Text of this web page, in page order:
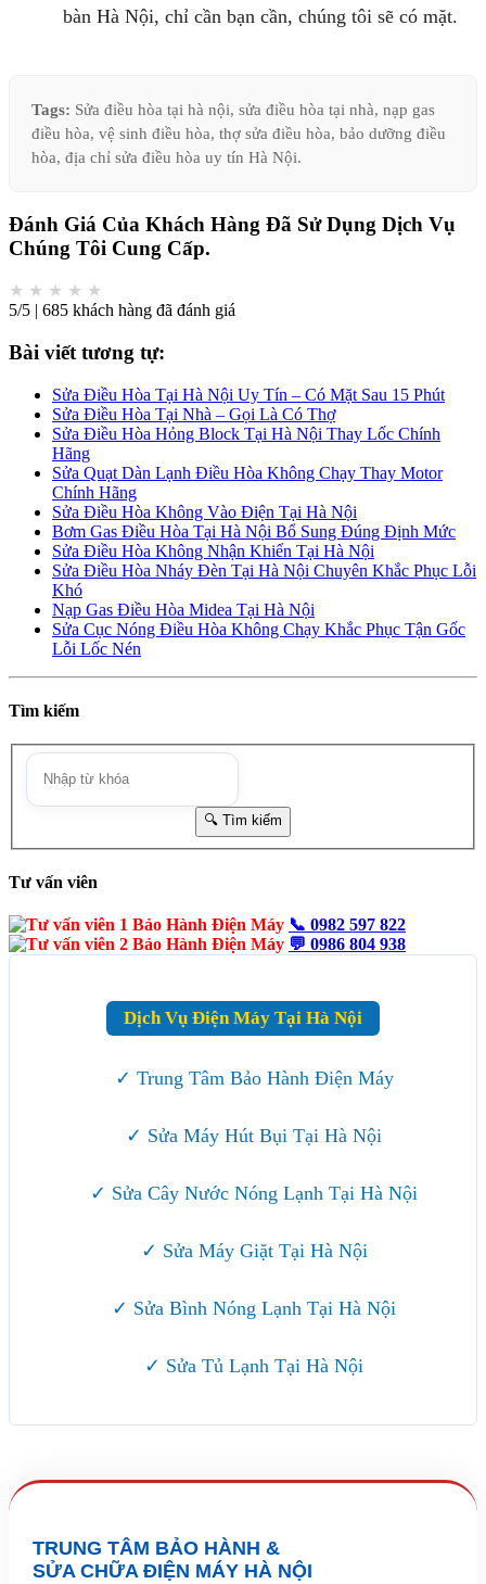
bàn Hà Nội, chỉ cần bạn cần, chúng tôi sẽ có mặt.
Tags: Sửa điều hòa tại hà nội, sửa điều hòa tại nhà, nạp gas
điều hòa, vệ sinh điều hòa, thợ sửa điều hòa, bảo dưỡng điều
hòa, địa chỉ sửa điều hòa uy tín Hà Nội.
Đánh Giá Của Khách Hàng Đã Sử Dụng Dịch Vụ
Chúng Tôi Cung Cấp.
★ ★ ★ ★ ★
5/5 | 685 khách hàng đã đánh giá
Bài viết tương tự:
Sửa Điều Hòa Tại Hà Nội Uy Tín – Có Mặt Sau 15 Phút
Sửa Điều Hòa Tại Nhà – Gọi Là Có Thợ
Sửa Điều Hòa Hỏng Block Tại Hà Nội Thay Lốc Chính
Hãng
Sửa Quạt Dàn Lạnh Điều Hòa Không Chạy Thay Motor
Chính Hãng
Sửa Điều Hòa Không Vào Điện Tại Hà Nội
Bơm Gas Điều Hòa Tại Hà Nội Bổ Sung Đúng Định Mức
Sửa Điều Hòa Không Nhận Khiển Tại Hà Nội
Sửa Điều Hòa Nháy Đèn Tại Hà Nội Chuyên Khắc Phục Lỗi
Khó
Nạp Gas Điều Hòa Midea Tại Hà Nội
Sửa Cục Nóng Điều Hòa Không Chạy Khắc Phục Tận Gốc
Lỗi Lốc Nén
Tìm kiếm
Tư vấn viên
📞 0982 597 822
💬 0986 804 938
Dịch Vụ Điện Máy Tại Hà Nội
✓ Trung Tâm Bảo Hành Điện Máy
✓ Sửa Máy Hút Bụi Tại Hà Nội
✓ Sửa Cây Nước Nóng Lạnh Tại Hà Nội
✓ Sửa Máy Giặt Tại Hà Nội
✓ Sửa Bình Nóng Lạnh Tại Hà Nội
✓ Sửa Tủ Lạnh Tại Hà Nội
TRUNG TÂM BẢO HÀNH &
SỬA CHỮA ĐIỆN MÁY HÀ NỘI